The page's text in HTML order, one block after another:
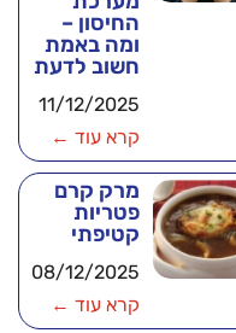
החיסון –
ומה באמת
חשוב לדעת
11/12/2025
קרא עוד ←
מרק קרם
פטריות
קטיפתי
08/12/2025
קרא עוד ←